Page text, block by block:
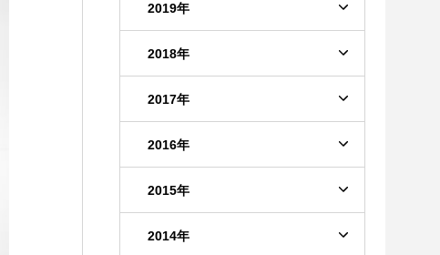
2019年
2018年
2017年
2016年
2015年
2014年